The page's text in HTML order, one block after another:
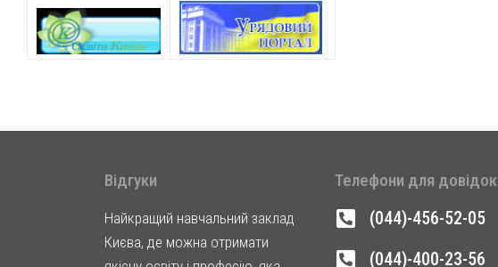
Відгуки
Найкращий навчальний заклад
Києва, де можна отримати
Телефони для довідок
(044)-456-52-05
(044)-400-23-56